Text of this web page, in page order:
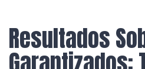
Resultados